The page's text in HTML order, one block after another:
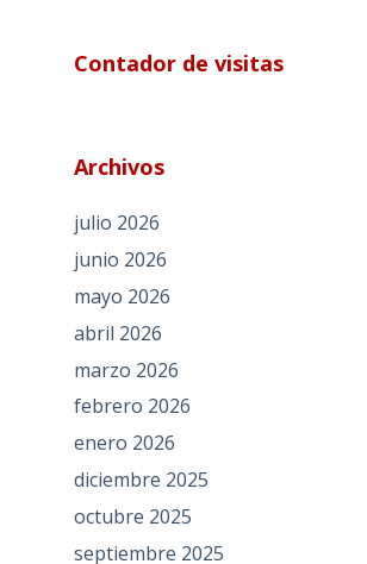
Contador de visitas
Archivos
julio 2026
junio 2026
mayo 2026
abril 2026
marzo 2026
febrero 2026
enero 2026
diciembre 2025
octubre 2025
septiembre 2025